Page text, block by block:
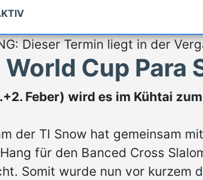
Dieser Termin liegt in der
World Cup
Feber) wird es im Kühtai
der TI Snow hat gemeinsam
für den Banced Cross
Somit wurde nun vor kurzem